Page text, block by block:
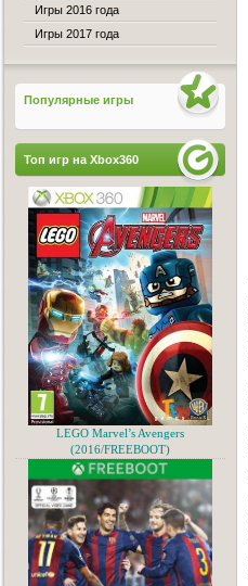
Игры 2016 года
Игры 2017 года
Популярные игры
Топ игр на Xbox360
LEGO Marvel’s Avengers
(2016/FREEBOOT)